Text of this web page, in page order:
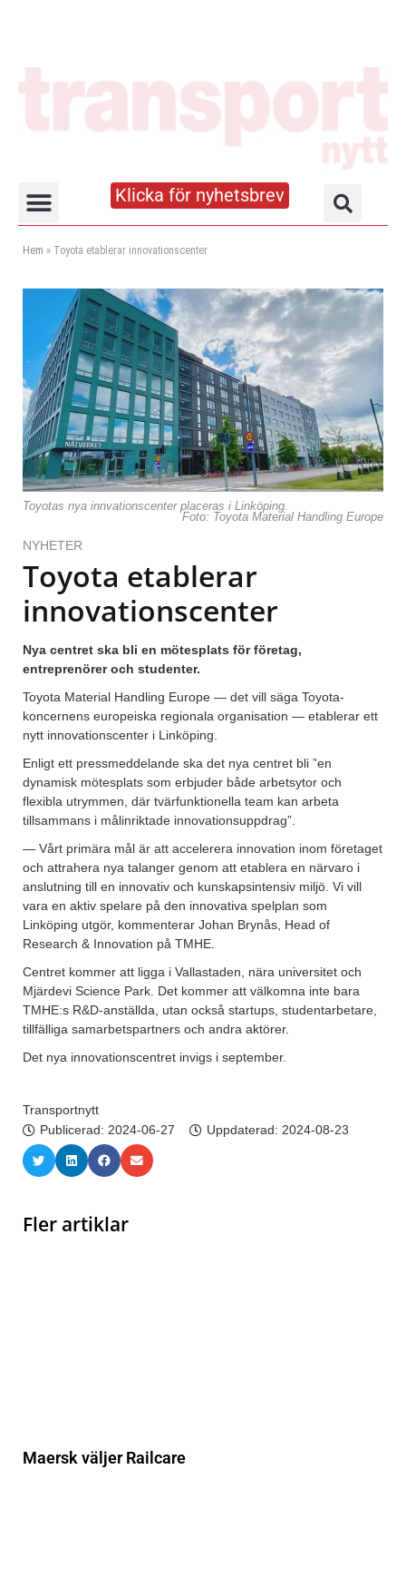
Klicka för nyhetsbrev
Hem » Toyota etablerar innovationscenter
Toyotas nya innvationscenter placeras i Linköping.
Foto: Toyota Material Handling Europe
NYHETER
Toyota etablerar
innovationscenter
Nya centret ska bli en mötesplats för företag,
entreprenörer och studenter.
Toyota Material Handling Europe — det vill säga Toyota-
koncernens europeiska regionala organisation — etablerar ett
nytt innovationscenter i Linköping.
Enligt ett pressmeddelande ska det nya centret bli ”en
dynamisk mötesplats som erbjuder både arbetsytor och
flexibla utrymmen, där tvärfunktionella team kan arbeta
tillsammans i målinriktade innovationsuppdrag”.
— Vårt primära mål är att accelerera innovation inom företaget
och attrahera nya talanger genom att etablera en närvaro i
anslutning till en innovativ och kunskapsintensiv miljö. Vi vill
vara en aktiv spelare på den innovativa spelplan som
Linköping utgör, kommenterar Johan Brynås, Head of
Research & Innovation på TMHE.
Centret kommer att ligga i Vallastaden, nära universitet och
Mjärdevi Science Park. Det kommer att välkomna inte bara
TMHE:s R&D-anställda, utan också startups, studentarbetare,
tillfälliga samarbetspartners och andra aktörer.
Det nya innovationscentret invigs i september.
Transportnytt
Publicerad: 2024-06-27 Uppdaterad: 2024-08-23
Fler artiklar
Maersk väljer Railcare